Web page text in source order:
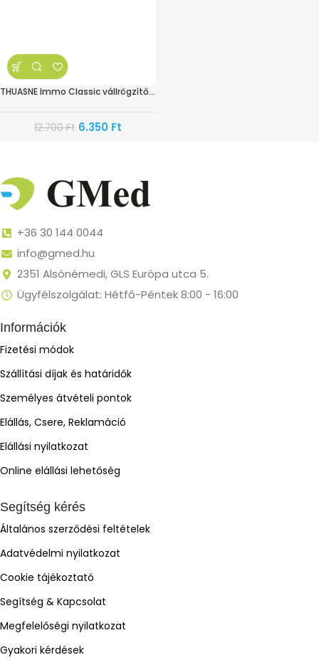
THUASNE Immo Classic vállrögzítő 2-es méret
12.700Ft 6.350 Ft
+36 30 144 0044
info@gmed.hu
2351 Alsónémedi, GLS Európa utca 5.
Ügyfélszolgálat: Hétfő-Péntek 8:00 - 16:00
Információk
Fizetési módok
Szállítási díjak és határidők
Személyes átvételi pontok
Elállás, Csere, Reklamáció
Elállási nyilatkozat
Online elállási lehetőség
Segítség kérés
Általános szerződési feltételek
Adatvédelmi nyilatkozat
Cookie tájékoztató
Segítség & Kapcsolat
Megfelelőségi nyilatkozat
Gyakori kérdések